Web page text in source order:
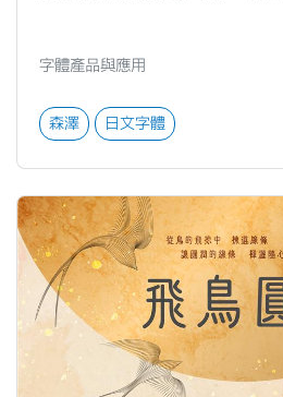
字體產品與應用
森澤 日文字體